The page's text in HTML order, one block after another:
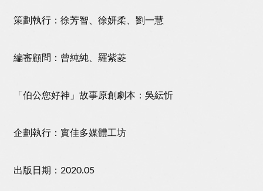
策劃執行：徐芳智、徐妍柔、劉一慧
編審顧問：曾純純、羅紫菱
「伯公您好神」故事原創劇本：吳紜忻
企劃執行：實佳多媒體工坊
出版日期：2020.05